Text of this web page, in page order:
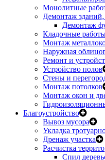
Монолитные
Демонтаж
Демонтаж
Кладочные
Монтаж
Наружная
Ремонт и
Устройство полов
Стены и
Монтаж потолков
Монтаж окон и
Благоустройство
Вывоз мусора
Укладка
Дренаж участка
Расчистка
Спил